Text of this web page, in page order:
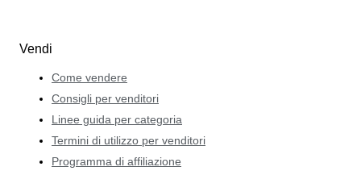
Vendi
Come vendere
Consigli per venditori
Linee guida per categoria
Termini di utilizzo per venditori
Programma di affiliazione